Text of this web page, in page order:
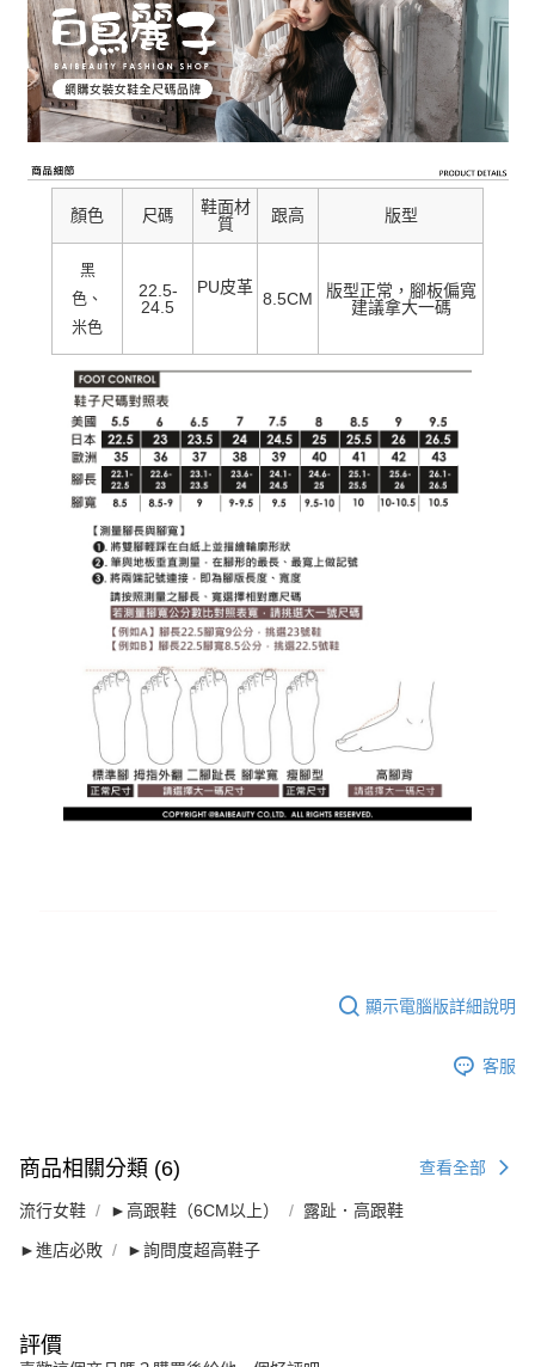
顏色 尺碼
鞋面材
質
跟高 版型
黑
色、
米色
22.5-
24.5
PU皮革
8.5CM
版型正常，腳板偏寬
建議拿大一碼
顯示電腦版詳細說明
客服
商品相關分類 (6) 查看全部
流行女鞋 ►高跟鞋（6CM以上） 露趾．高跟鞋
►進店必敗 ►詢問度超高鞋子
評價